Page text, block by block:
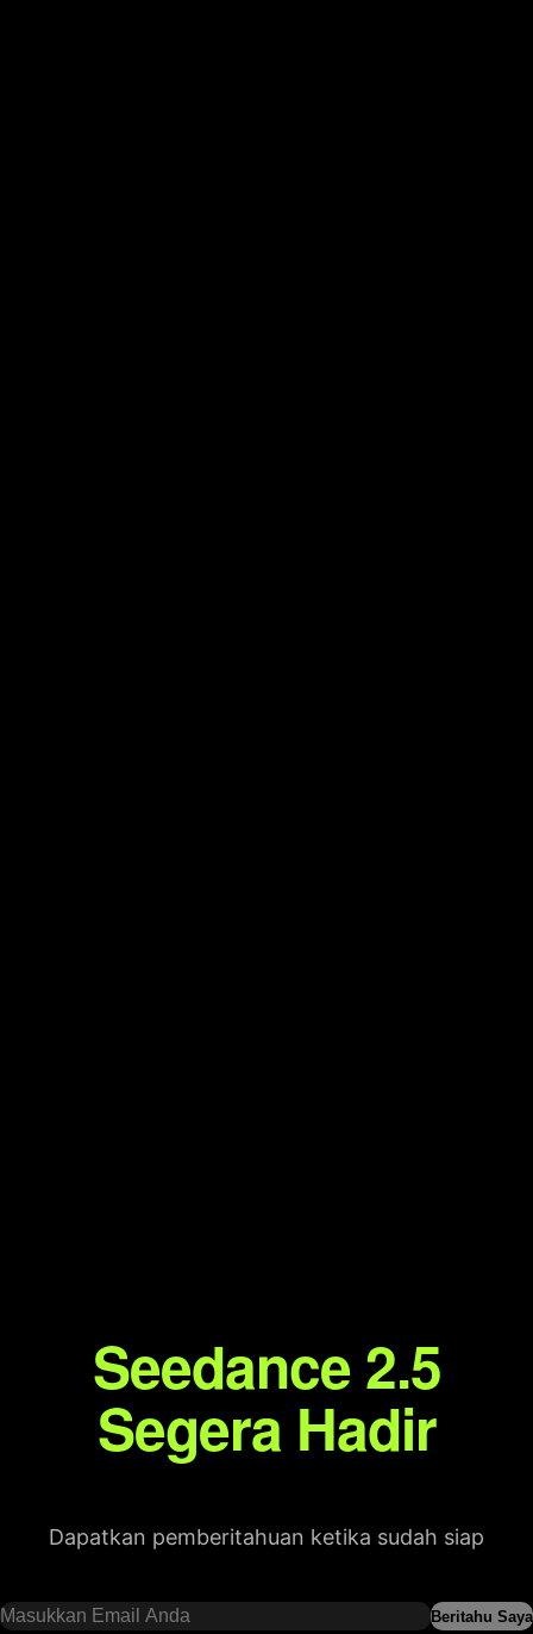
Seedance 2.5
Segera Hadir
Dapatkan pemberitahuan ketika sudah siap
Beritahu Saya